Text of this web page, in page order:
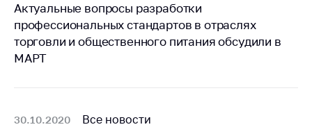
Ценообразование
на лекарственные
средства, изделия
медицинского
технику
Актуальные вопросы разработки
профессиональных стандартов в отраслях
торговли и общественного питания обсудили в
МАРТ
30.10.2020 Все новости